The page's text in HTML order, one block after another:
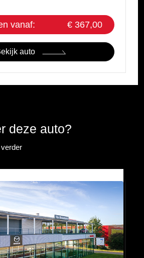
vanaf: € 367,00
auto
deze auto?